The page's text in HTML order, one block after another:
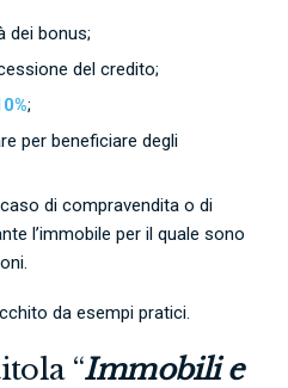
dei bonus;
del credito;
;
per beneficiare degli
di compravendita o di
l’immobile per il quale sono
da esempi pratici.
“Immobili e